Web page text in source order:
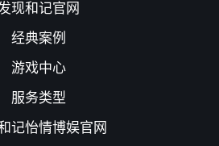
现和记官网
经典案例
游戏中心
服务类型
记怡情博娱官网